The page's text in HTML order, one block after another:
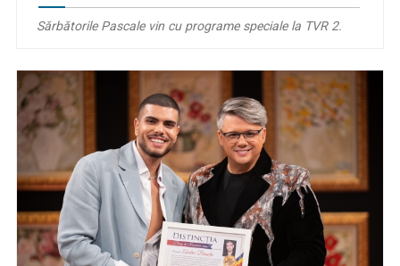
Sărbătorile Pascale vin cu programe speciale la TVR 2.